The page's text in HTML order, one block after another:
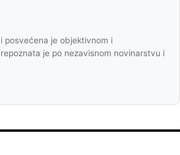
posvećena je objektivnom i
je po nezavisnom novinarstvu i